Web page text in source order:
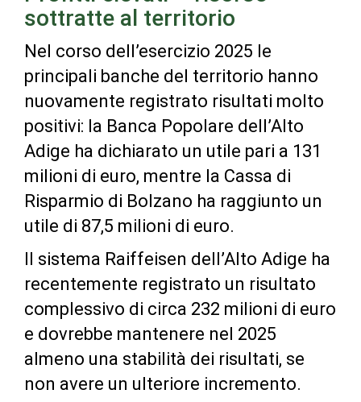
sottratte al territorio
Nel corso dell’esercizio 2025 le
principali banche del territorio hanno
nuovamente registrato risultati molto
positivi: la Banca Popolare dell’Alto
Adige ha dichiarato un utile pari a 131
milioni di euro, mentre la Cassa di
Risparmio di Bolzano ha raggiunto un
utile di 87,5 milioni di euro.
Il sistema Raiffeisen dell’Alto Adige ha
recentemente registrato un risultato
complessivo di circa 232 milioni di euro
e dovrebbe mantenere nel 2025
almeno una stabilità dei risultati, se
non avere un ulteriore incremento.